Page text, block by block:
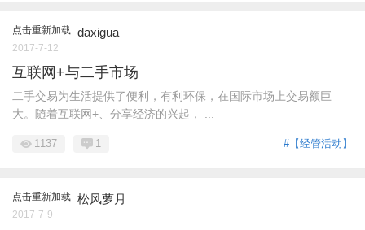
点击重新加载 daxigua
2017-7-12
互联网+与二手市场
二手交易为生活提供了便利，有利环保，在国际市场上交易额巨
大。随着互联网+、分享经济的兴起， ...
#【经管活动】
1137 1
点击重新加载 松风萝月
2017-7-9